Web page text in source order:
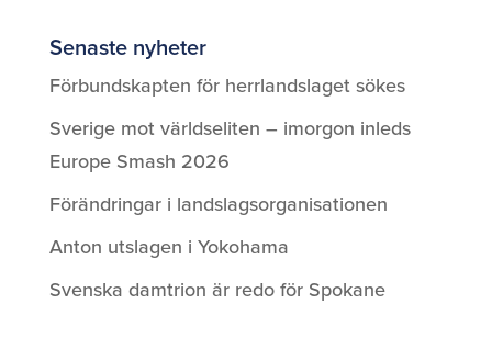
Senaste nyheter
Förbundskapten för herrlandslaget sökes
Sverige mot världseliten – imorgon inleds
Europe Smash 2026
Förändringar i landslagsorganisationen
Anton utslagen i Yokohama
Svenska damtrion är redo för Spokane